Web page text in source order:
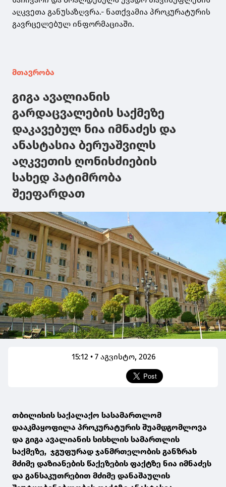
აღკვეთა განუსაზღვრა.- ნათქვამია პროკურატურის
გავრცელებულ ინფორმაციაში.
მთავრობა
გიგა ავალიანის
გარდაცვალების საქმეზე
დაკავებულ ნია იმნაძეს და
ანასტასია ბერუაშვილს
აღკვეთის ღონისძიების
სახედ პატიმრობა
შეეფარდათ
15:12 • 7 აგვისტო, 2026
თბილისის საქალაქო სასამართლომ
დააკმაყოფილა პროკურატურის შუამდგომლოვა
და გიგა ავალიანის სისხლის სამართლის
საქმეზე, ჯგუფურად ჯანმრთელობის განზრახ
მძიმე დაზიანების წაქეზების ფაქტზე ნია იმნაძეს
და განსაკუთრებით მძიმე დანაშაულის